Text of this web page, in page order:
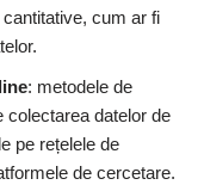
cum ar fi
: metodele de
colectarea datelor de
pe rețelele de
de cercetare.